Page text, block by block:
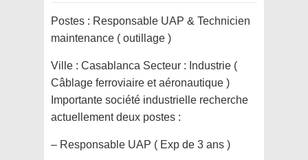
Postes : Responsable UAP & Technicien
maintenance ( outillage )
Ville : Casablanca Secteur : Industrie (
Câblage ferroviaire et aéronautique )
Importante société industrielle recherche
actuellement deux postes :
– Responsable UAP ( Exp de 3 ans )